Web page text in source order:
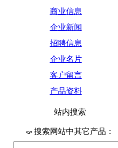
商业信息
企业新闻
招聘信息
企业名片
客户留言
产品资料
站内搜索
搜索网站中其它产品：